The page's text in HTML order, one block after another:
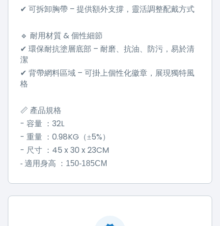
✔ 可拆卸胸帶 – 提供額外支撐，靈活調整配戴方式
🔹 耐用材質 & 個性細節
✔ 環保耐抗塗層底部 – 耐磨、抗油、防污，易於清
潔
✔ 背帶網料區域 – 可掛上個性化徽章，展現獨特風
格
📏 產品規格
- 容量 ： 32L
- 重量 ： 0.98KG （±5%）
- 尺寸 ： 45 x 30 x 23CM
- 適用身高 ： 150-185CM